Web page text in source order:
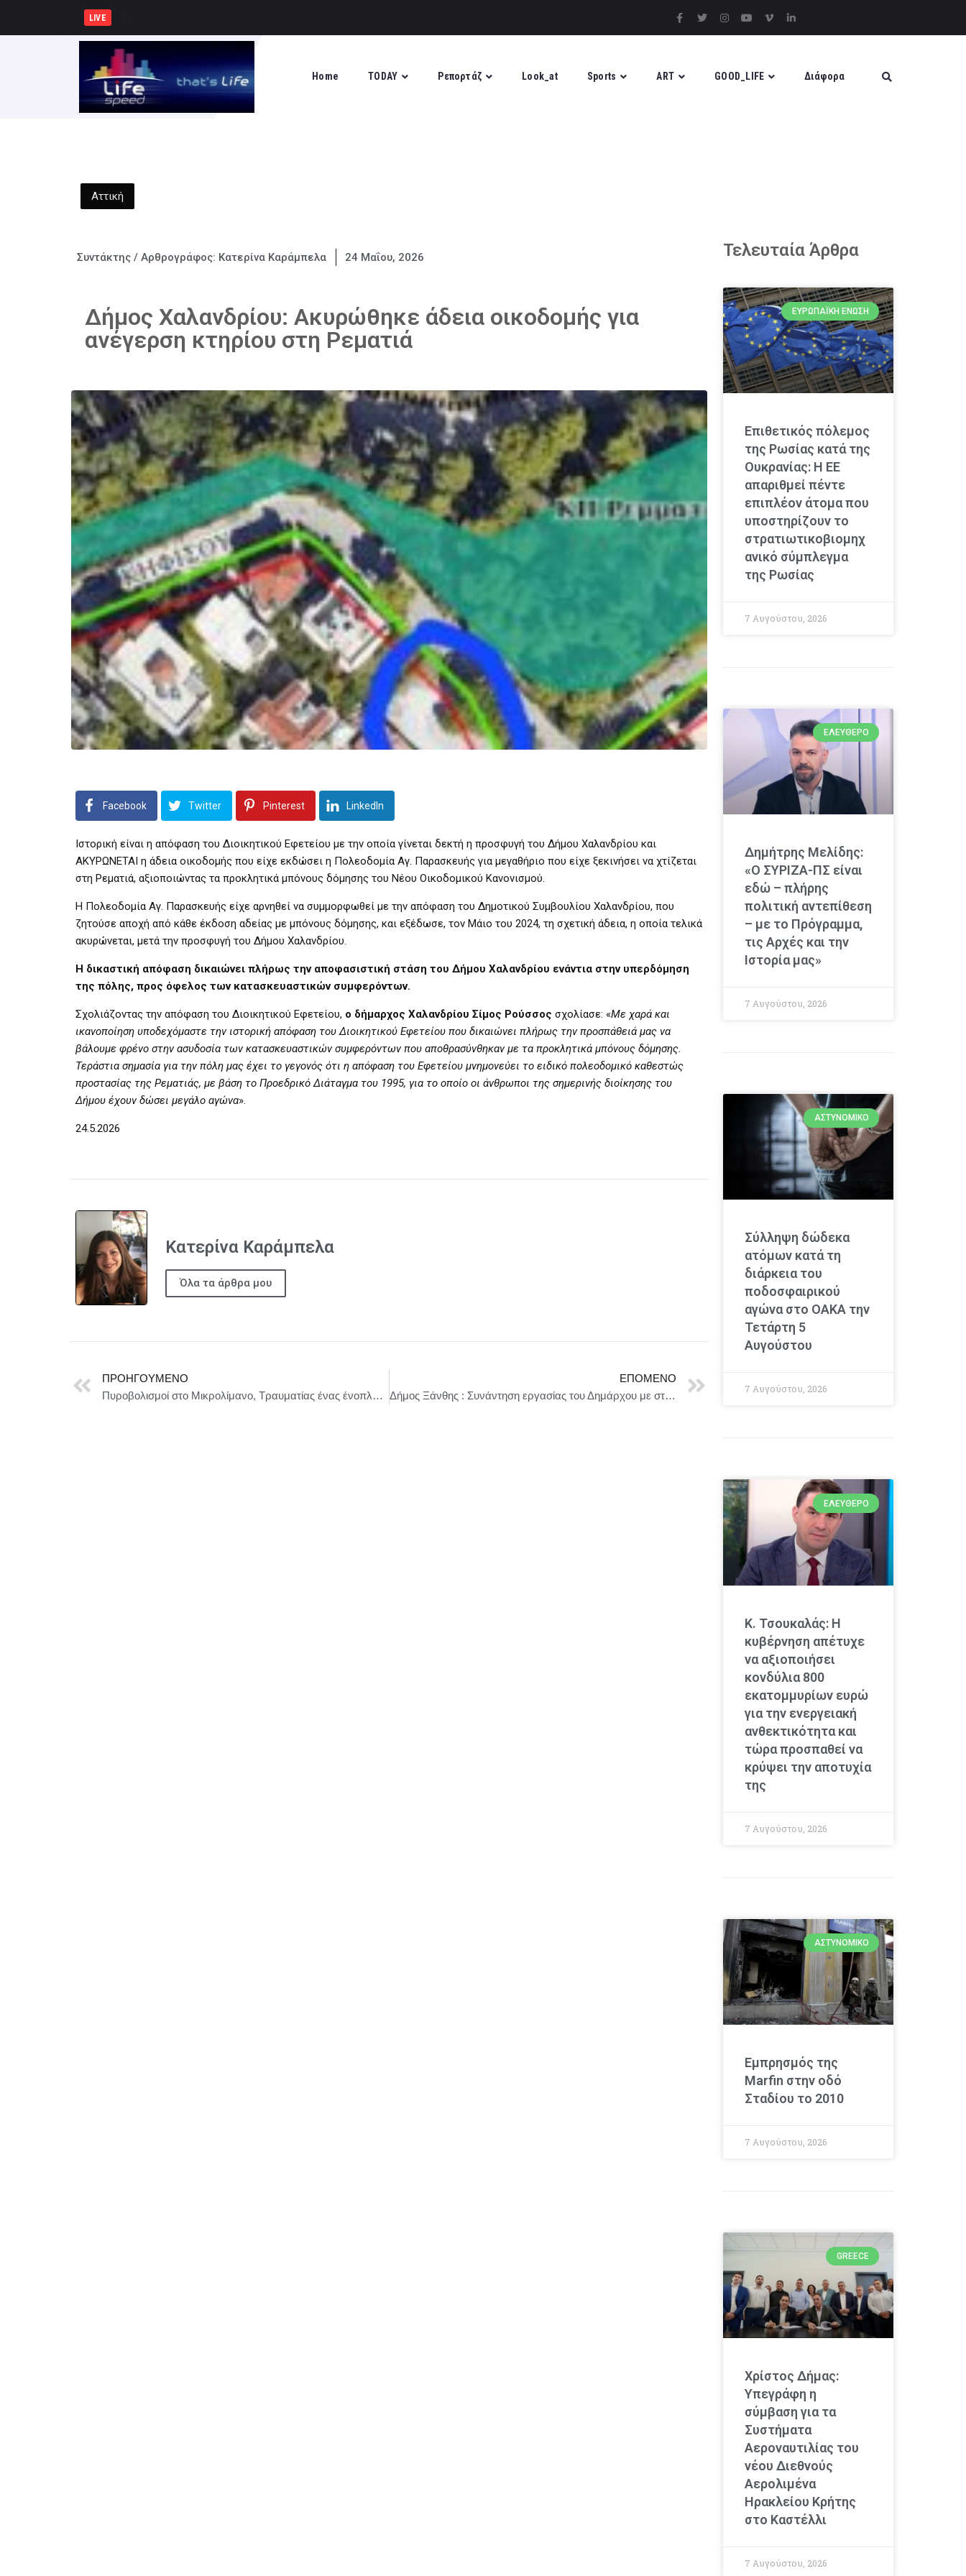
LIVE
Home TODAY Ρεπορτάζ Look_at Sports ART GOOD_LIFE Διάφορα
Αττική
Συντάκτης / Αρθρογράφος: Κατερίνα Καράμπελα 24 Μαΐου, 2026
Δήμος Χαλανδρίου: Ακυρώθηκε άδεια οικοδομής για
ανέγερση κτηρίου στη Ρεματιά
Facebook Twitter Pinterest LinkedIn
Ιστορική είναι η απόφαση του Διοικητικού Εφετείου με την οποία γίνεται δεκτή η προσφυγή του Δήμου Χαλανδρίου και
ΑΚΥΡΩΝΕΤΑΙ η άδεια οικοδομής που είχε εκδώσει η Πολεοδομία Αγ. Παρασκευής για μεγαθήριο που είχε ξεκινήσει να χτίζεται
στη Ρεματιά, αξιοποιώντας τα προκλητικά μπόνους δόμησης του Νέου Οικοδομικού Κανονισμού.
Η Πολεοδομία Αγ. Παρασκευής είχε αρνηθεί να συμμορφωθεί με την απόφαση του Δημοτικού Συμβουλίου Χαλανδρίου, που
ζητούσε αποχή από κάθε έκδοση αδείας με μπόνους δόμησης, και εξέδωσε, τον Μάιο του 2024, τη σχετική άδεια, η οποία τελικά
ακυρώνεται, μετά την προσφυγή του Δήμου Χαλανδρίου.
Η δικαστική απόφαση δικαιώνει πλήρως την αποφασιστική στάση του Δήμου Χαλανδρίου ενάντια στην υπερδόμηση
της πόλης, προς όφελος των κατασκευαστικών συμφερόντων.
Σχολιάζοντας την απόφαση του Διοικητικού Εφετείου, ο δήμαρχος Χαλανδρίου Σίμος Ρούσσος σχολίασε: «Με χαρά και
ικανοποίηση υποδεχόμαστε την ιστορική απόφαση του Διοικητικού Εφετείου που δικαιώνει πλήρως την προσπάθειά μας να
βάλουμε φρένο στην ασυδοσία των κατασκευαστικών συμφερόντων που αποθρασύνθηκαν με τα προκλητικά μπόνους δόμησης.
Τεράστια σημασία για την πόλη μας έχει το γεγονός ότι η απόφαση του Εφετείου μνημονεύει το ειδικό πολεοδομικό καθεστώς
προστασίας της Ρεματιάς, με βάση το Προεδρικό Διάταγμα του 1995, για το οποίο οι άνθρωποι της σημερινής διοίκησης του
Δήμου έχουν δώσει μεγάλο αγώνα».
24.5.2026
Κατερίνα Καράμπελα
Όλα τα άρθρα μου
ΠΡΟΗΓΟΎΜΕΝΟ
Πυροβολισμοί στο Μικρολίμανο, Τραυματίας ένας ένοπλος με χειροβομβίδες
ΕΠΌΜΕΝΟ
Δήμος Ξάνθης : Συνάντηση εργασίας του Δημάρχου με στελέχη του Υπουργείου Μεταφορών για την τουριστική αναβίωση της γραμμής Τοξότες – Σταυρούπολη – Παρανέστι
Τελευταία Άρθρα
ΕΥΡΩΠΑΪΚΉ ΈΝΩΣΗ
Επιθετικός πόλεμος
της Ρωσίας κατά της
Ουκρανίας: Η ΕΕ
απαριθμεί πέντε
επιπλέον άτομα που
υποστηρίζουν το
στρατιωτικοβιομηχ
ανικό σύμπλεγμα
της Ρωσίας
7 Αυγούστου, 2026
ΕΛΕΎΘΕΡΟ
Δημήτρης Μελίδης:
«Ο ΣΥΡΙΖΑ-ΠΣ είναι
εδώ – πλήρης
πολιτική αντεπίθεση
– με το Πρόγραμμα,
τις Αρχές και την
Ιστορία μας»
7 Αυγούστου, 2026
ΑΣΤΥΝΟΜΙΚΌ
Σύλληψη δώδεκα
ατόμων κατά τη
διάρκεια του
ποδοσφαιρικού
αγώνα στο ΟΑΚΑ την
Τετάρτη 5
Αυγούστου
7 Αυγούστου, 2026
ΕΛΕΎΘΕΡΟ
Κ. Τσουκαλάς: Η
κυβέρνηση απέτυχε
να αξιοποιήσει
κονδύλια 800
εκατομμυρίων ευρώ
για την ενεργειακή
ανθεκτικότητα και
τώρα προσπαθεί να
κρύψει την αποτυχία
της
7 Αυγούστου, 2026
ΑΣΤΥΝΟΜΙΚΌ
Εμπρησμός της
Marfin στην οδό
Σταδίου το 2010
7 Αυγούστου, 2026
GREECE
Χρίστος Δήμας:
Υπεγράφη η
σύμβαση για τα
Συστήματα
Αεροναυτιλίας του
νέου Διεθνούς
Αερολιμένα
Ηρακλείου Κρήτης
στο Καστέλλι
7 Αυγούστου, 2026